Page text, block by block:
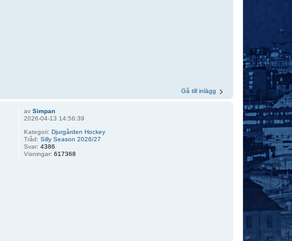
Gå till inlägg
avSimpan
2026-04-13 14:56:39
Kategori:Djurgården Hockey
Tråd:Silly Season 2026/27
Svar:4386
Visningar:617368